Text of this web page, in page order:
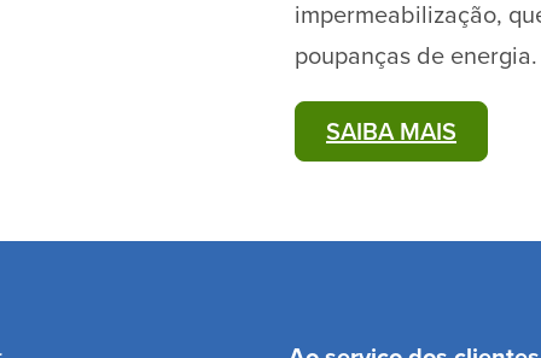
impermeabilização,
poupanças de energia.
SAIBA MAIS